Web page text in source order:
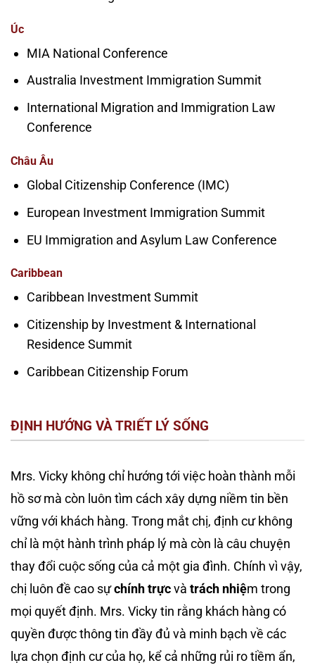
Úc
MIA National Conference
Australia Investment Immigration Summit
International Migration and Immigration Law
Conference
Châu Âu
Global Citizenship Conference (IMC)
European Investment Immigration Summit
EU Immigration and Asylum Law Conference
Caribbean
Caribbean Investment Summit
Citizenship by Investment & International
Residence Summit
Caribbean Citizenship Forum
ĐỊNH HƯỚNG VÀ TRIẾT LÝ SỐNG
Mrs. Vicky không chỉ hướng tới việc hoàn thành mỗi
hồ sơ mà còn luôn tìm cách xây dựng niềm tin bền
vững với khách hàng. Trong mắt chị, định cư không
chỉ là một hành trình pháp lý mà còn là câu chuyện
thay đổi cuộc sống của cả một gia đình. Chính vì vậy,
chị luôn đề cao sựchính trựcvà trách nhiệm trong
mọi quyết định. Mrs. Vicky tin rằng khách hàng có
quyền được thông tin đầy đủ và minh bạch về các
lựa chọn định cư của họ, kể cả những rủi ro tiềm ẩn,